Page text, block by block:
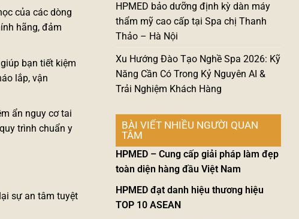
của các dòng
hãng, đảm
bạn tiết kiệm
lắp, vận
ẩn nguy cơ tai
trình chuẩn y
sự an tâm tuyệt
HPMED bảo dưỡng định kỳ dàn máy
thẩm mỹ cao cấp tại Spa chị Thanh
Thảo – Hà Nội
Xu Hướng Đào Tạo Nghề Spa 2026: Kỹ
Năng Cần Có Trong Kỷ Nguyên AI &
Trải Nghiệm Khách Hàng
BÀI VIẾT NHIỀU NGƯỜI QUAN
TÂM
HPMED – Cung cấp giải pháp làm đẹp
toàn diện hàng đầu Việt Nam
HPMED đạt danh hiệu thương hiệu
TOP 10 ASEAN